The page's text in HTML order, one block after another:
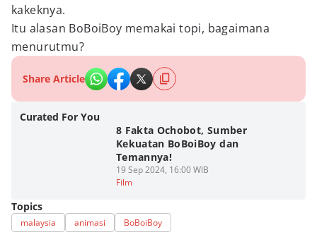
kakeknya.
Itu alasan BoBoiBoy memakai topi, bagaimana
menurutmu?
Share Article
Curated For You
8 Fakta Ochobot, Sumber
Kekuatan BoBoiBoy dan
Temannya!
19 Sep 2024, 16:00 WIB
Film
Topics
malaysia animasi BoBoiBoy